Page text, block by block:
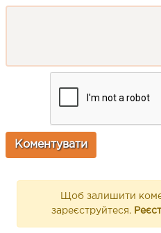
Щоб залишити
зареєструйтеся.